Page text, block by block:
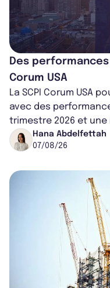
Des performances
Corum USA
La SCPI Corum USA
avec des
trimestre 2026 et
région de Chicago.
Hana Abdelfettah
07/08/26